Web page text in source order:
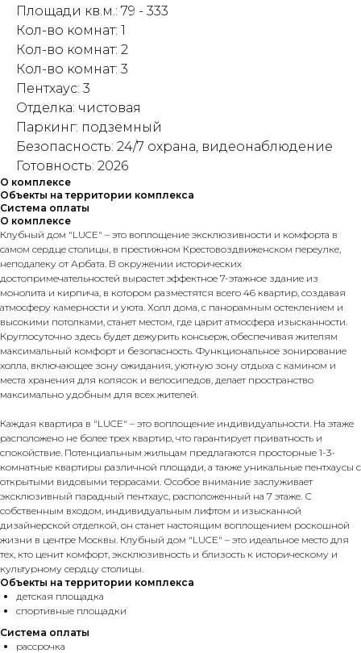
Площади кв.м.: 79 - 333
Кол-во комнат: 1
Кол-во комнат: 2
Кол-во комнат: 3
Пентхаус: 3
Отделка: чистовая
Паркинг: подземный
Безопасность: 24/7 охрана, видеонаблюдение
Готовность: 2026
О комплексе
Объекты на территории комплекса
Система оплаты
О комплексе
Клубный дом "LUCE" – это воплощение эксклюзивности и комфорта в
самом сердце столицы, в престижном Крестовоздвиженском переулке,
неподалеку от Арбата. В окружении исторических
достопримечательностей вырастет эффектное 7-этажное здание из
монолита и кирпича, в котором разместятся всего 46 квартир, создавая
атмосферу камерности и уюта. Холл дома, с панорамным остеклением и
высокими потолками, станет местом, где царит атмосфера изысканности.
Круглосуточно здесь будет дежурить консьерж, обеспечивая жителям
максимальный комфорт и безопасность. Функциональное зонирование
холла, включающее зону ожидания, уютную зону отдыха с камином и
места хранения для колясок и велосипедов, делает пространство
максимально удобным для всех жителей.
Каждая квартира в "LUCE" – это воплощение индивидуальности. На этаже
расположено не более трех квартир, что гарантирует приватность и
спокойствие. Потенциальным жильцам предлагаются просторные 1-3-
комнатные квартиры различной площади, а также уникальные пентхаусы с
открытыми видовыми террасами. Особое внимание заслуживает
эксклюзивный парадный пентхаус, расположенный на 7 этаже. С
собственным входом, индивидуальным лифтом и изысканной
дизайнерской отделкой, он станет настоящим воплощением роскошной
жизни в центре Москвы. Клубный дом "LUCE" – это идеальное место для
тех, кто ценит комфорт, эксклюзивность и близость к историческому и
культурному сердцу столицы.
Объекты на территории комплекса
детская площадка
спортивные площадки
Система оплаты
рассрочка